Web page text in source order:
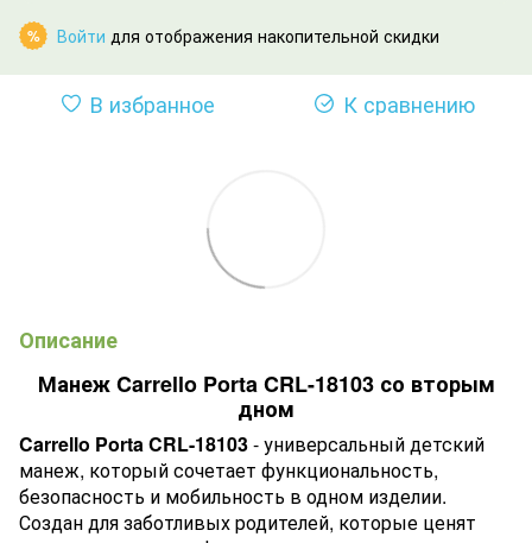
% Войти для отображения накопительной скидки
В избранное К сравнению
Описание
Манеж Carrello Porta CRL-18103 со вторым
дном
Carrello Porta CRL-18103- универсальный детский
манеж, который сочетает функциональность,
безопасность и мобильность в одном изделии.
Создан для заботливых родителей, которые ценят